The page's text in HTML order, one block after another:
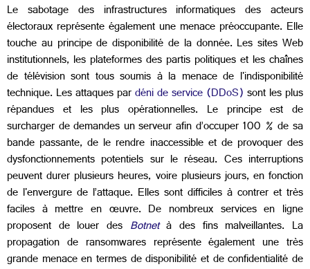
Le sabotage des infrastructures informatiques des acteurs
électoraux représente également une menace préoccupante. Elle
touche au principe de disponibilité de la donnée. Les sites Web
institutionnels, les plateformes des partis politiques et les chaînes
de télévision sont tous soumis à la menace de l'indisponibilité
technique. Les attaques pardéni de service (DDoS)sont les plus
répandues et les plus opérationnelles. Le principe est de
surcharger de demandes un serveur afin d’occuper 100 % de sa
bande passante, de le rendre inaccessible et de provoquer des
dysfonctionnements potentiels sur le réseau. Ces interruptions
peuvent durer plusieurs heures, voire plusieurs jours, en fonction
de l'envergure de l’attaque. Elles sont difficiles à contrer et très
faciles à mettre en œuvre. De nombreux services en ligne
proposent de louer des Botnetà des fins malveillantes. La
propagation de ransomwares représente également une très
grande menace en termes de disponibilité et de confidentialité de